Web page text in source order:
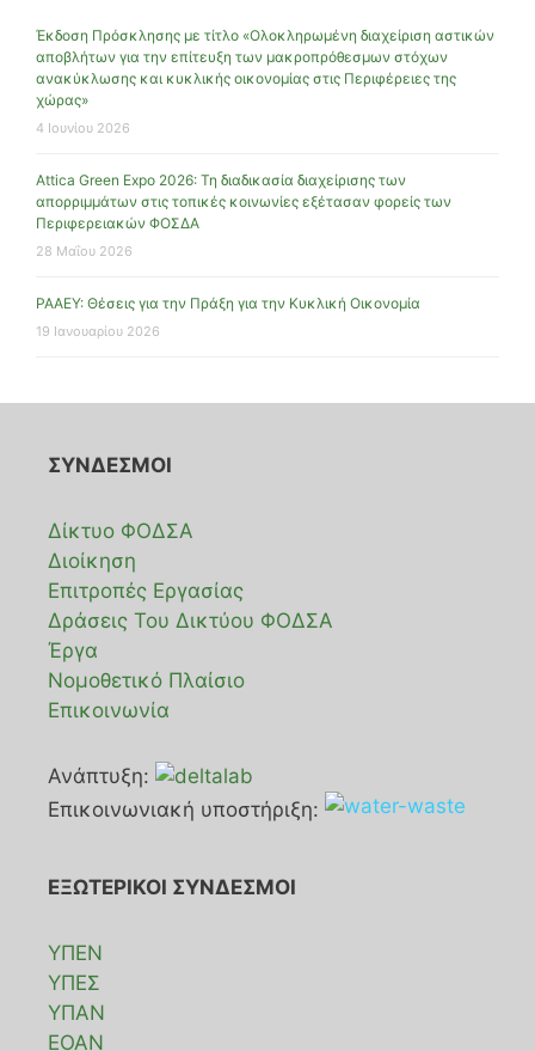
Έκδοση Πρόσκλησης με τίτλο «Ολοκληρωμένη διαχείριση αστικών
αποβλήτων για την επίτευξη των μακροπρόθεσμων στόχων
ανακύκλωσης και κυκλικής οικονομίας στις Περιφέρειες της
χώρας»
4 Ιουνίου 2026
Attica Green Expo 2026: Τη διαδικασία διαχείρισης των
απορριμμάτων στις τοπικές κοινωνίες εξέτασαν φορείς των
Περιφερειακών ΦΟΣΔΑ
28 Μαΐου 2026
ΡΑΑΕΥ: Θέσεις για την Πράξη για την Κυκλική Οικονομία
19 Ιανουαρίου 2026
ΣΥΝΔΕΣΜΟΙ
Δίκτυο ΦΟΔΣΑ
Διοίκηση
Επιτροπές Εργασίας
Δράσεις Του Δικτύου ΦΟΔΣΑ
Έργα
Νομοθετικό Πλαίσιο
Επικοινωνία
Ανάπτυξη:
Επικοινωνιακή υποστήριξη:
ΕΞΩΤΕΡΙΚΟΙ ΣΥΝΔΕΣΜΟΙ
ΥΠΕΝ
ΥΠΕΣ
ΥΠΑΝ
ΕΟΑΝ